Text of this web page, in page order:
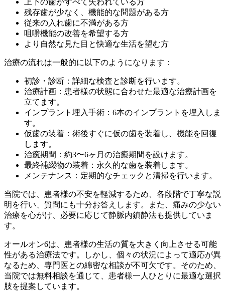
上下の歯がすべて失われている方
残存歯が少なく、機能的な問題がある方
従来の入れ歯に不満がある方
咀嚼機能の改善を希望する方
より自然な見た目と快適な生活を望む方
治療の流れは一般的に以下のようになります：
初診・診断：詳細な検査と診断を行います。
治療計画：患者様の状態に合わせた最適な治療計画を
立てます。
インプラント埋入手術：6本のインプラントを埋入しま
す。
仮歯の装着：術後すぐに仮の歯を装着し、機能を回復
します。
治癒期間：約3〜6ヶ月の治癒期間を設けます。
最終補綴物の装着：永久的な歯を装着します。
メンテナンス：定期的なチェックと清掃を行います。
当院では、患者様の不安を軽減するため、各段階で丁寧な説
明を行い、質問にも十分お答えします。また、痛みの少ない
治療を心がけ、必要に応じて静脈内鎮静法も提供していま
す。
オールオン6は、患者様の生活の質を大きく向上させる可能
性がある治療法です。しかし、個々の状況によって適応が異
なるため、専門医との綿密な相談が不可欠です。そのため、
当院では無料相談を通じて、患者様一人ひとりに最適な選択
肢を提案しています。